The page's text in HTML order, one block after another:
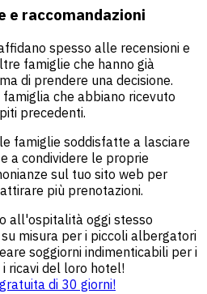
e raccomandazioni
spesso alle recensioni e
famiglie che hanno già
di prendere una decisione.
che abbiano ricevuto
precedenti.
famiglie soddisfatte a lasciare
a condividere le proprie
sul tuo sito web per
più prenotazioni.
all'ospitalità oggi stesso
misura per i piccoli albergatori
soggiorni indimenticabili per i
ricavi del loro hotel!
di 30 giorni!